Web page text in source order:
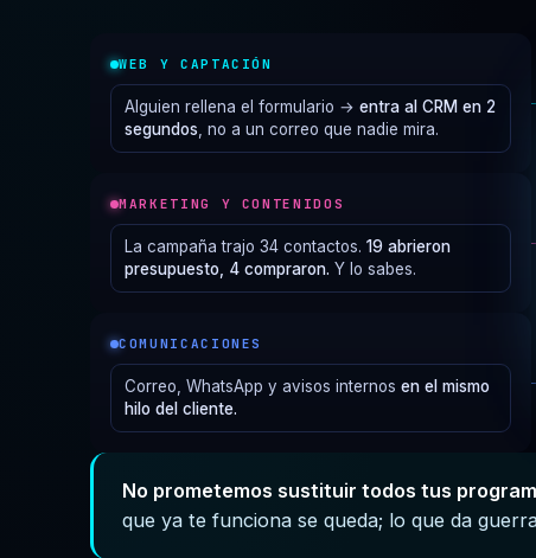
WEB Y CAPTACIÓN
Alguien rellena el formulario → entra al CRM en 2
segundos , no a un correo que nadie mira.
MARKETING Y CONTENIDOS
La campaña trajo 34 contactos. 19 abrieron
presupuesto, 4 compraron. Y lo sabes.
COMUNICACIONES
Correo, WhatsApp y avisos internos en el mismo
hilo del cliente.
No prometemos sustituir todos tus
que ya te funciona se queda; lo que da